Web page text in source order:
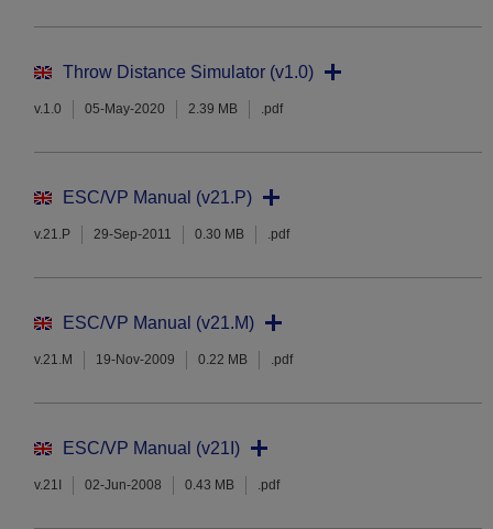
Throw Distance Simulator (v1.0)
v.1.0 05-May-2020 2.39 MB .pdf
ESC/VP Manual (v21.P)
v.21.P 29-Sep-2011 0.30 MB .pdf
ESC/VP Manual (v21.M)
v.21.M 19-Nov-2009 0.22 MB .pdf
ESC/VP Manual (v21I)
v.21I 02-Jun-2008 0.43 MB .pdf